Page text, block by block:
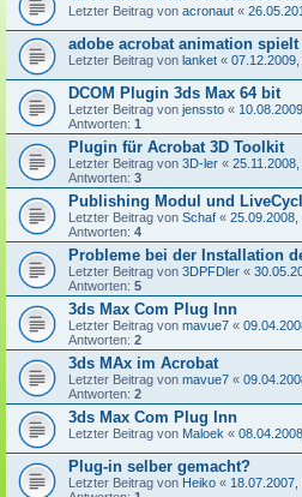
Letzter Beitrag von acronaut «
adobe acrobat animation
Letzter Beitrag von lanket «
DCOM Plugin 3ds Max 64 bit
Letzter Beitrag von jenssto «
Antworten: 1
Plugin für Acrobat 3D Toolkit
Letzter Beitrag von 3D-ler « 25.11.2008,
Antworten: 3
Publishing Modul und
Letzter Beitrag von Schaf « 25.09.2008,
Antworten: 4
Probleme bei der Installation
Letzter Beitrag von 3DPFDler «
Antworten: 5
3ds Max Com Plug Inn
Letzter Beitrag von mavue7 «
Antworten: 2
3ds MAx im Acrobat
Letzter Beitrag von mavue7 «
Antworten: 2
3ds Max Com Plug Inn
Letzter Beitrag von Maloek «
Plug-in selber gemacht?
Letzter Beitrag von Heiko « 18.07.2007,